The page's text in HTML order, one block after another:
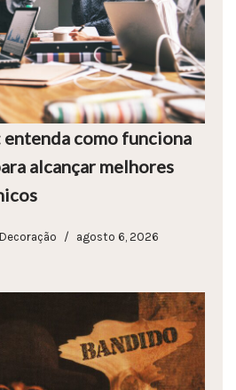
entenda como funciona
alcançar melhores
agosto 6, 2026